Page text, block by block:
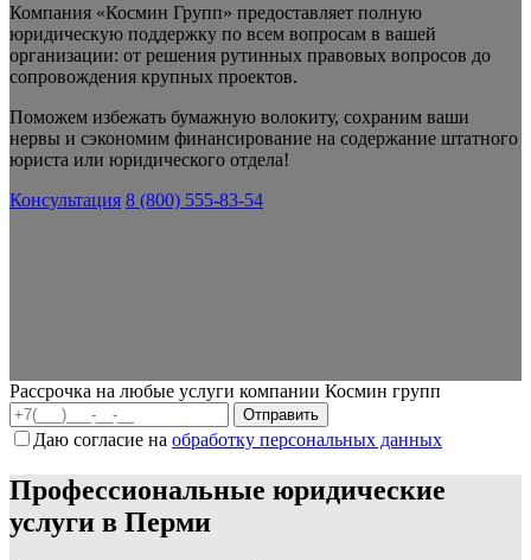
Компания «Космин Групп» предоставляет полную
юридическую поддержку по всем вопросам в вашей
организации: от решения рутинных правовых вопросов до
сопровождения крупных проектов.
Поможем избежать бумажную волокиту, сохраним ваши
нервы и сэкономим финансирование на содержание штатного
юриста или юридического отдела!
Консультация 8 (800) 555-83-54
Рассрочка на любые услуги компании Космин групп
Даю согласие на обработку персональных данных
Профессиональные юридические
услуги в Перми